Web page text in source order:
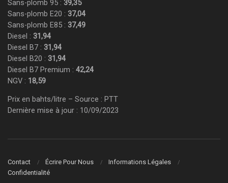
Sans-plomb 95 : 39,35
Sans-plomb E20 : 37,04
Sans-plomb E85 : 37,49
Diesel : 31,94
Diesel B7 : 31,94
Diesel B20 : 31,94
Diesel B7 Premium : 42,24
NGV : 18,59
Prix en bahts/litre – Source : PTT
Dernière mise à jour : 10/09/2023
Contact Écrire Pour Nous
Informations Légales
Confidentialité